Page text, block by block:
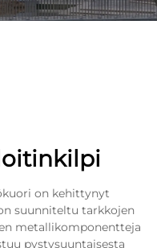
on kehittynyt
suunniteltu tarkkojen
metallikomponentteja
pystysuuntaisesta